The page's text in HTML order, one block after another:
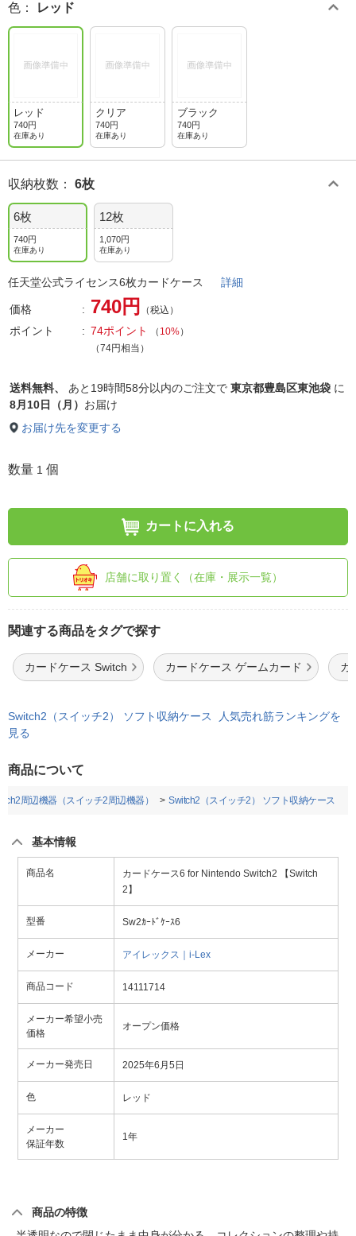
色 ： レッド
レッド
740円
在庫あり
クリア
740円
在庫あり
ブラック
740円
在庫あり
収納枚数 ： 6枚
6枚
740円
在庫あり
12枚
1,070円
在庫あり
任天堂公式ライセンス6枚カードケース 詳細
価格 740円 （税込）
ポイント 74ポイント （ 10%）
（74円相当）
送料無料、 あと 19時間58分以内のご注文で 東京都豊島区東池袋 に
8月10日（月） お届け
お届け先を変更する
数量 1 個
カートに入れる
店舗に取り置く（在庫・展示一覧）
関連する商品をタグで探す
カードケース Switch カードケース ゲームカード カ
Switch2（スイッチ2） ソフト収納ケース 人気売れ筋ランキングを
見る
商品について
周辺機器（スイッチ2周辺機器） Switch2（スイッチ2） ソフト収納ケース
基本情報
商品名
カードケース6 for Nintendo Switch2 【Switch
2】
型番 Sw2ｶｰﾄﾞｹｰｽ6
メーカー アイレックス｜i-Lex
商品コード 14111714
メーカー希望小売
価格
オープン価格
メーカー発売日 2025年6月5日
色 レッド
メーカー
保証年数
1年
商品の特徴